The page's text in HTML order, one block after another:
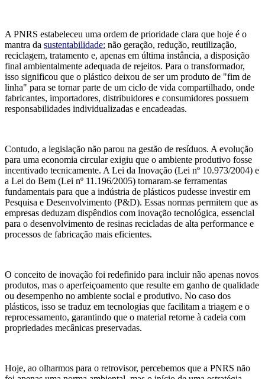
A PNRS estabeleceu uma ordem de prioridade clara que hoje é o
mantra da sustentabilidade: não geração, redução, reutilização,
reciclagem, tratamento e, apenas em última instância, a disposição
final ambientalmente adequada de rejeitos. Para o transformador,
isso significou que o plástico deixou de ser um produto de "fim de
linha" para se tornar parte de um ciclo de vida compartilhado, onde
fabricantes, importadores, distribuidores e consumidores possuem
responsabilidades individualizadas e encadeadas.
Contudo, a legislação não parou na gestão de resíduos. A evolução
para uma economia circular exigiu que o ambiente produtivo fosse
incentivado tecnicamente. A Lei da Inovação (Lei nº 10.973/2004) e
a Lei do Bem (Lei nº 11.196/2005) tornaram-se ferramentas
fundamentais para que a indústria de plásticos pudesse investir em
Pesquisa e Desenvolvimento (P&D). Essas normas permitem que as
empresas deduzam dispêndios com inovação tecnológica, essencial
para o desenvolvimento de resinas recicladas de alta performance e
processos de fabricação mais eficientes.
O conceito de inovação foi redefinido para incluir não apenas novos
produtos, mas o aperfeiçoamento que resulte em ganho de qualidade
ou desempenho no ambiente social e produtivo. No caso dos
plásticos, isso se traduz em tecnologias que facilitam a triagem e o
reprocessamento, garantindo que o material retorne à cadeia com
propriedades mecânicas preservadas.
Hoje, ao olharmos para o retrovisor, percebemos que a PNRS não